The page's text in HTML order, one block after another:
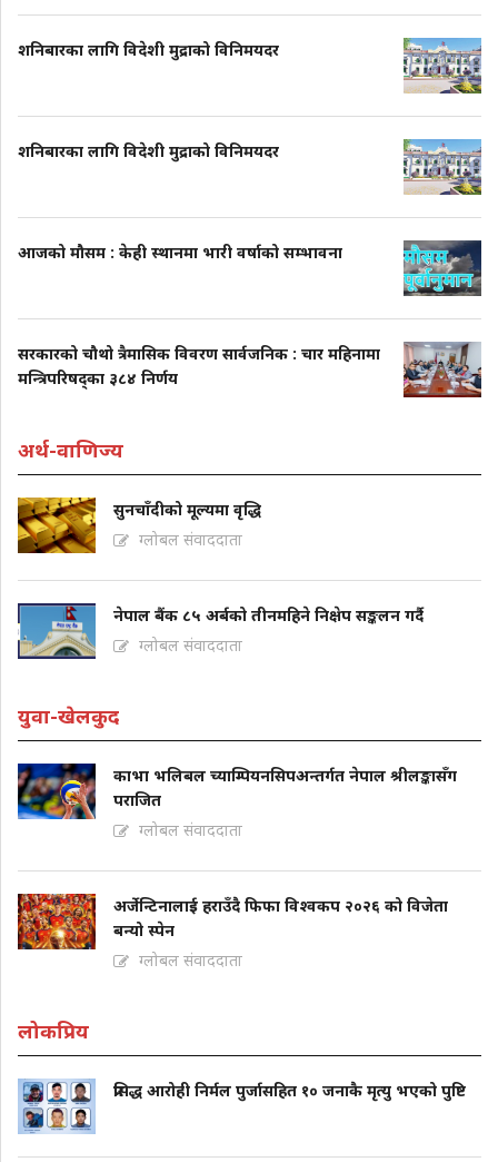
शनिबारका लागि विदेशी मुद्राको विनिमयदर
शनिबारका लागि विदेशी मुद्राको विनिमयदर
आजको मौसम : केही स्थानमा भारी वर्षाको सम्भावना
सरकारको चौथो त्रैमासिक विवरण सार्वजनिक : चार महिनामा
मन्त्रिपरिषद्का ३८४ निर्णय
अर्थ-वाणिज्य
सुनचाँदीको मूल्यमा वृद्धि
ग्लोबल संवाददाता
नेपाल बैंक ८५ अर्बको तीनमहिने निक्षेप सङ्कलन गर्दै
ग्लोबल संवाददाता
युवा-खेलकुद
काभा भलिबल च्याम्पियनसिपअन्तर्गत नेपाल श्रीलङ्कासँग
पराजित
ग्लोबल संवाददाता
अर्जेन्टिनालाई हराउँदै फिफा विश्वकप २०२६ को विजेता
बन्यो स्पेन
ग्लोबल संवाददाता
लोकप्रिय
प्रसिद्ध आरोही निर्मल पुर्जासहित १० जनाकै मृत्यु भएको पुष्टि